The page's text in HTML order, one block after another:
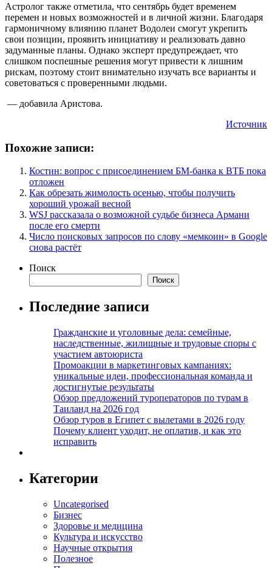
Астролог также отметила, что сентябрь будет временем
перемен и новых возможностей и в личной жизни. Благодаря
гармоничному влиянию планет Водолеи смогут укрепить
свои позиции, проявить инициативу и реализовать давно
задуманные планы. Однако эксперт предупреждает, что
слишком поспешные решения могут привести к лишним
рискам, поэтому стоит внимательно изучать все варианты и
советоваться с проверенными людьми.
— добавила Аристова.
Источник
Похожие записи:
Костин: вопрос с присоединением БМ-банка к ВТБ пока
отложен
Как обрезать жимолость осенью, чтобы получить
хороший урожай весной
WSJ рассказала о возможной судьбе бизнеса Армани
после его смерти
Число поисковых запросов по слову «мемкоин» в Google
снова растёт
Поиск
Поиск
Последние записи
Гражданские и уголовные дела: семейные,
наследственные, жилищные и трудовые споры с
участием автоюриста
Промоакции в маркетинговых кампаниях:
уникальные идеи, профессиональная команда и
достигнутые результаты
Обзор предложений туроператоров по турам в
Таиланд на 2026 год
Обзор туров в Египет с вылетами в 2026 году
Почему клиент уходит, не оплатив, и как это
исправить
Категории
Uncategorised
Бизнес
Здоровье и медицина
Культура и искусство
Научные открытия
Полезное